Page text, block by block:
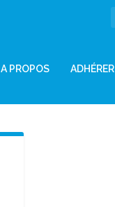
A PROPOS ADHÉRER